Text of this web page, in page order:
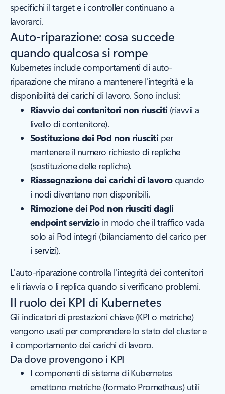
specifichi il target e i controller continuano a
lavorarci.
Auto-riparazione: cosa succede
quando qualcosa si rompe
Kubernetes include comportamenti di auto-
riparazione che mirano a mantenere l'integrità e la
disponibilità dei carichi di lavoro. Sono inclusi:
Riavvio dei contenitori non riusciti (riavvii a
livello di contenitore).
Sostituzione dei Pod non riusciti per
mantenere il numero richiesto di repliche
(sostituzione delle repliche).
Riassegnazione dei carichi di lavoroquando
i nodi diventano non disponibili.
Rimozione dei Pod non riusciti dagli
endpoint servizioin modo che il traffico vada
solo ai Pod integri (bilanciamento del carico per
i servizi).
L'auto-riparazione controlla l'integrità dei contenitori
e li riavvia o li replica quando si verificano problemi.
Il ruolo dei KPI di Kubernetes
Gli indicatori di prestazioni chiave (KPI o metriche)
vengono usati per comprendere lo stato del cluster e
il comportamento dei carichi di lavoro.
Da dove provengono i KPI
I componenti di sistema di Kubernetes
emettono metriche (formato Prometheus) utili